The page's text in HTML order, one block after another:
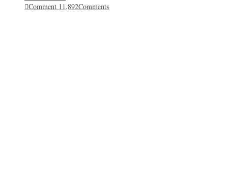
Comment 11,892Comments